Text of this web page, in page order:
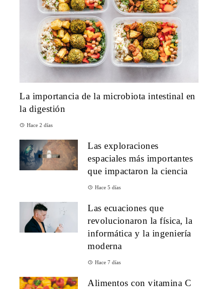
La importancia de la microbiota intestinal en
la digestión
Hace 2 días
Las exploraciones
espaciales más importantes
que impactaron la ciencia
Hace 5 días
Las ecuaciones que
revolucionaron la física, la
informática y la ingeniería
moderna
Hace 7 días
Alimentos con vitamina C